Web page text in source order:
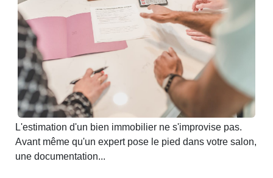
L'estimation d'un bien immobilier ne s'improvise pas.
Avant même qu'un expert pose le pied dans votre salon,
une documentation...